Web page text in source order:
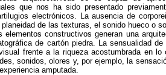
que nos ha sido presentado
electrónicos. La ausencia de
de las texturas, el sonido hueco o
constructivos generan una
de cartón piedra. La sensualidad
frente a la riqueza acostumbrada en lo
sonidos, olores y, por ejemplo, la
amputada.